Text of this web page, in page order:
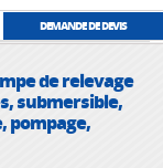
DEMANDE DE DEVIS
de relevage
submersible,
pompage,